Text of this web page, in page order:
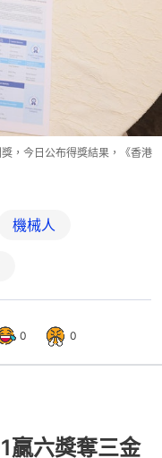
，今日公布得獎結果，《香港
機械人
0 0
贏六獎奪三金